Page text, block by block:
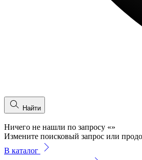
Найти
Ничего не нашли по запросу «»
Измените поисковый запрос или
В каталог